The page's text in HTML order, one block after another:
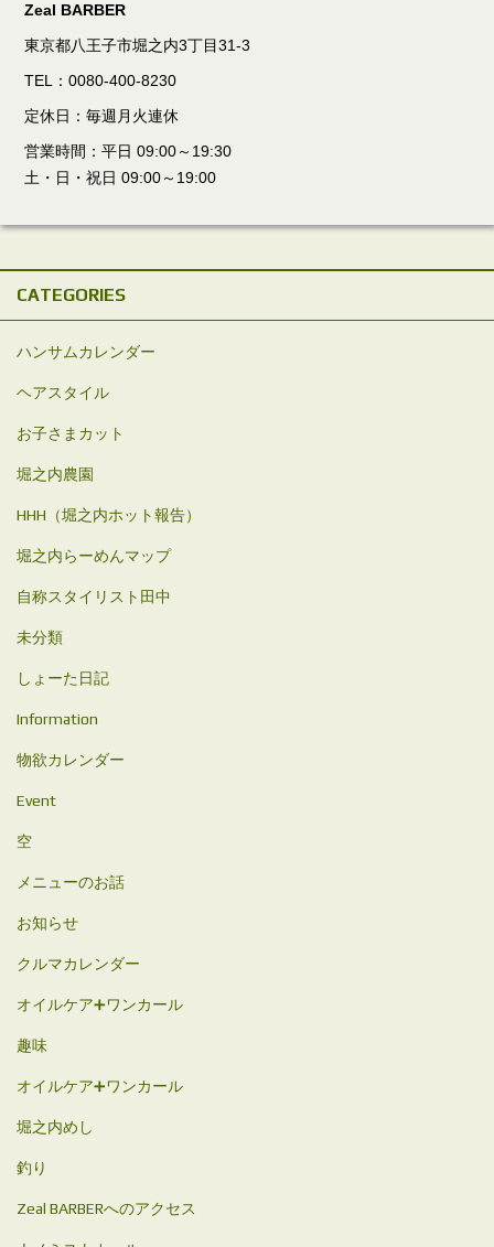
Zeal BARBER
東京都八王子市堀之内3丁目31-3
TEL：0080-400-8230
定休日：毎週月火連休
営業時間：平日 09:00～19:30
土・日・祝日 09:00～19:00
CATEGORIES
ハンサムカレンダー
ヘアスタイル
お子さまカット
堀之内農園
HHH（堀之内ホット報告）
堀之内らーめんマップ
自称スタイリスト田中
未分類
しょーた日記
Information
物欲カレンダー
Event
空
メニューのお話
お知らせ
クルマカレンダー
オイルケア➕ワンカール
趣味
オイルケア➕ワンカール
堀之内めし
釣り
Zeal BARBERへのアクセス